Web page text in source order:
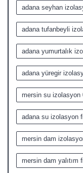
adana seyhan
adana tufanbeyli
adana yumurtalık
adana yüregir
mersin su izolasyon
adana su izolasyon
mersin dam
mersin dam yalıtım